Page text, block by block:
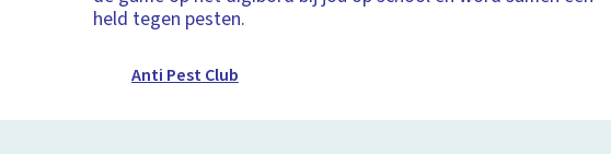
held tegen pesten.
Anti Pest Club